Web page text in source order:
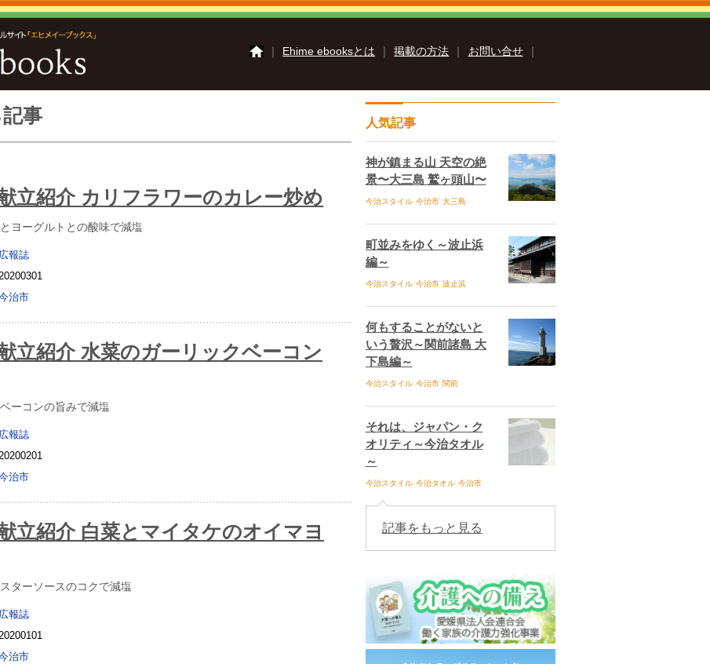
｜ Ehime ebooksとは ｜ 掲載の方法 ｜ お問い合せ ｜
さいじょうイーブックス
いまばりイーブックス
かみじまイーブックス
Ehime ebooksとは
運営会社
よくある質問 サイトマップ
お問い合せ
個人情報保護方針
セキュリティポリシー
動作環境
事
立紹介 カリフラワーのカレー炒め
ヨーグルトとの酸味で減塩
広報誌
治市
立紹介 水菜のガーリックベーコン
ーコンの旨みで減塩
広報誌
治市
立紹介 白菜とマイタケのオイマヨ
ターソースのコクで減塩
広報誌
治市
人気記事
神が鎮まる山 天空の絶
景〜大三島 鷲ヶ頭山〜
今治スタイル 今治市 大三島
町並みをゆく～波止浜
編～
今治スタイル 今治市 波止浜
何もすることがないと
いう贅沢～関前諸島 大
下島編～
今治スタイル 今治市 関前
それは、ジャパン・ク
オリティ～今治タオル
～
今治スタイル 今治タオル 今治市
記事をもっと見る